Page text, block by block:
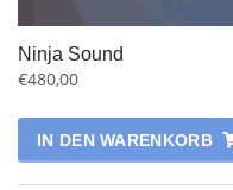
Ninja Sound
€480,00
IN DEN WARENKORB